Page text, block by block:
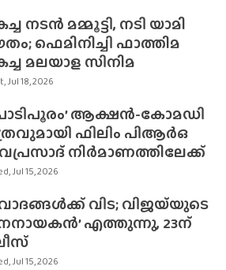
നടൻ മമ്മൂട്ടി, നടി യാമി
ഫെമിനിച്ചി ഫാത്തിമ
മലയാള സിനിമ
Jul 18, 2026
ആക്ഷൻ-കോമഡി
ഫിലിം പിആർഒ
നിർമാണത്തിലേക്ക്
Jul 15, 2026
വിട; വിജയ്‌യുടെ
എത്തുന്നു, 23ന്
Jul 15, 2026